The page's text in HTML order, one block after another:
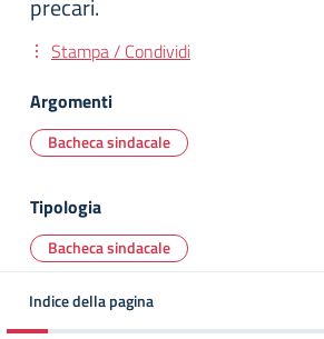
precari.
Stampa / Condividi
Argomenti
Bacheca sindacale
Tipologia
Bacheca sindacale
Indice della pagina